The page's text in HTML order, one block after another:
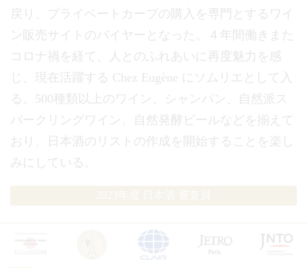
戻り、プライベートカーブの購入を専門とするワイ
ン販売サイトのバイヤーとなった。４年間働きまた
コロナ禍を経て、人とのふれあいに再度魅力を感
じ、現在活躍する Chez Eugène にソムリエとして入
る。500種類以上のワイン、シャンパン、自然派ス
パークリングワイン、自然発酵ビールなどを揃えて
おり、日本酒のリストの作成を開始することを楽し
みにしている。